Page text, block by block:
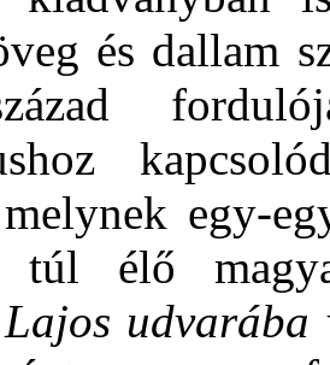
és dallam
egy-
túl élő